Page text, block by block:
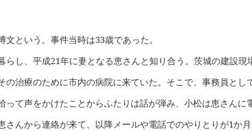
文という。事件当時は33歳であった。
らし、平成21年に妻となる恵さんと知り合う。茨城の建設
の治療のために市内の病院に来ていた。そこで、事務員とし
って声をかけたことからふたりは話が弾み、小松は恵さんに
さんから連絡が来て、以降メールや電話でのやりとりが1か月